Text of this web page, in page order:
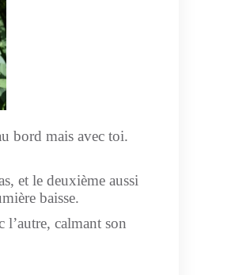
bord mais avec toi.
et le deuxième aussi
baisse.
l’autre, calmant son